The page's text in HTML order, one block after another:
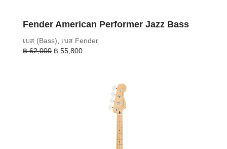
Fender American Performer Jazz Bass
เบส (Bass)
เบส Fender
฿62,000 Original
฿ 55,800Current